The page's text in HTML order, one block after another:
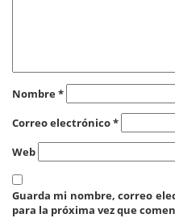
Nombre*
Correo electrónico*
Web
Guarda mi nombre, correo
para la próxima vez que